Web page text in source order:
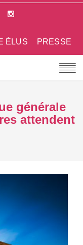
PRESSE
ÉLUS
générale
attendent